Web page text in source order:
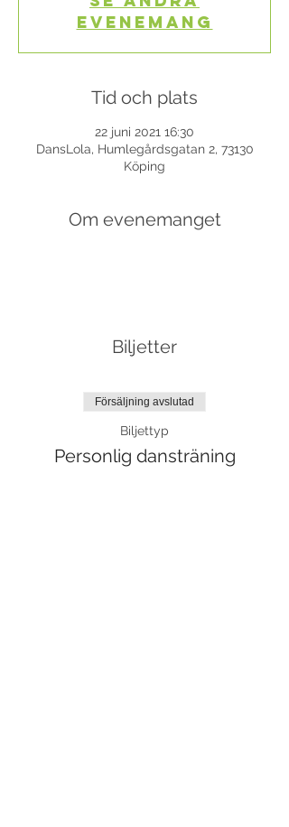
evenemang
Tid och plats
22 juni 2021 16:30
DansLola, Humlegårdsgatan 2, 73130
Köping
Om evenemanget
Biljetter
Försäljning avslutad
Biljettyp
Personlig dansträning